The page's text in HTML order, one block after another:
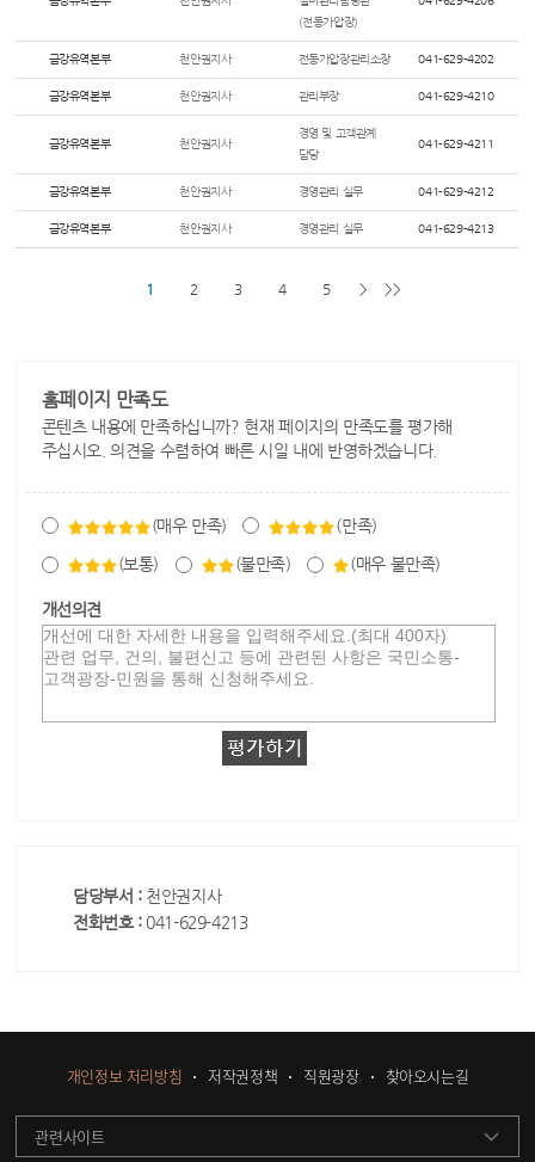
(전동가압장)
금강유역본부 천안권지사 전동가압장관리소장 041-629-4202
금강유역본부 천안권지사 관리부장 041-629-4210
금강유역본부 천안권지사
경영 및 고객관계
담당
041-629-4211
금강유역본부 천안권지사 경영관리 실무 041-629-4212
금강유역본부 천안권지사 경영관리 실무 041-629-4213
1 2 3 4 5 > >>
홈페이지 만족도
콘텐츠 내용에 만족하십니까? 현재 페이지의 만족도를 평가해
주십시오. 의견을 수렴하여 빠른 시일 내에 반영하겠습니다.
(매우 만족) (만족)
(보통) (불만족) (매우 불만족)
개선의견
담당부서 : 천안권지사
전화번호 : 041-629-4213
개인정보 처리방침 저작권정책 직원광장 찾아오시는길
관련사이트